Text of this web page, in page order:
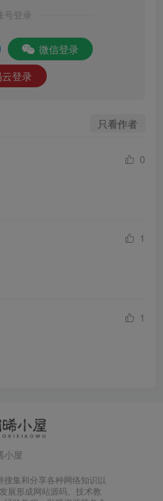
号登录
微信登录
登录
只看作者
0
1
1
小屋
集和分享各种网络知识以
展形成网站源码、技术教